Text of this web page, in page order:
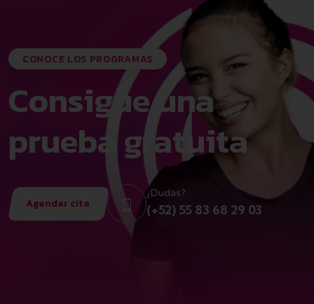
CONOCE LOS PROGRAMAS
Consigue una
prueba gratuita
Agendar cita
¿Dudas?
(+52) 55 83 68 29 03